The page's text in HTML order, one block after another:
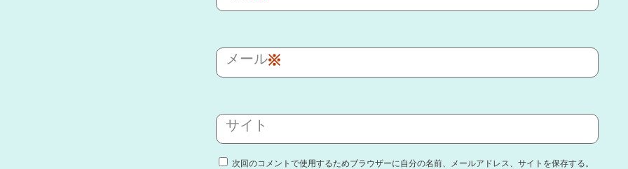
メール※
サイト
次回のコメントで使用するためブラウザーに自分の名前、メールアドレス、サイトを保存する。